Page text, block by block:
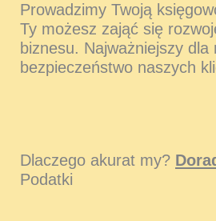
Prowadzimy Twoją
Ty możesz zająć się
biznesu. Najważniejszy dla
bezpieczeństwo naszych
Dlaczego akurat my?
Podatki